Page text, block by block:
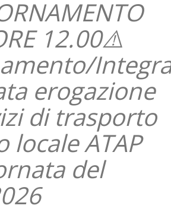
12.00⚠️
erogazione
di trasporto
locale ATAP
del